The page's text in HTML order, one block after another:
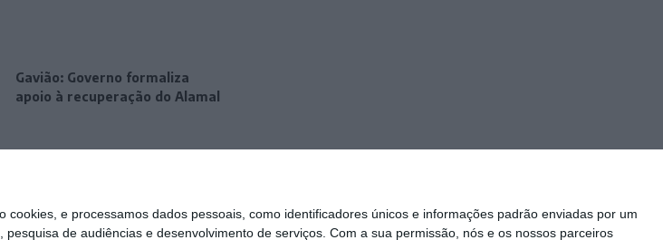
e processamos dados pessoais, como identificadores únicos e informações padrão enviadas por um
de audiências e desenvolvimento de serviços. Com a sua permissão, nós e os nossos parceiros
Gavião: Governo formaliza
apoio à recuperação do Alamal